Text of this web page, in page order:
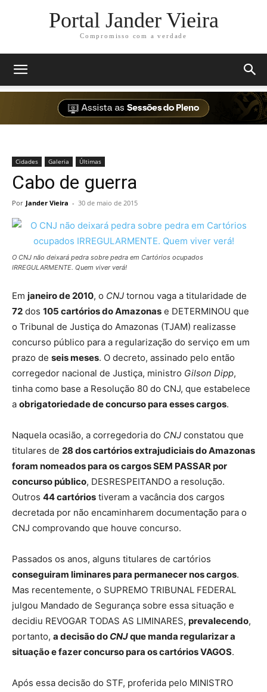
Portal Jander Vieira
Compromisso com a verdade
Cidades Galeria Últimas
Cabo de guerra
Por Jander Vieira - 30 de maio de 2015
O CNJ não deixará pedra sobre pedra em Cartórios ocupados
IRREGULARMENTE. Quem viver verá!
Em janeiro de 2010, o CNJ tornou vaga a titularidade de
72 dos 105 cartórios do Amazonas e DETERMINOU que
o Tribunal de Justiça do Amazonas (TJAM) realizasse
concurso público para a regularização do serviço em um
prazo de seis meses. O decreto, assinado pelo então
corregedor nacional de Justiça, ministro Gilson Dipp,
tinha como base a Resolução 80 do CNJ, que estabelece
a obrigatoriedade de concurso para esses cargos.
Naquela ocasião, a corregedoria do CNJ constatou que
titulares de 28 dos cartórios extrajudiciais do Amazonas
foram nomeados para os cargos SEM PASSAR por
concurso público, DESRESPEITANDO a resolução.
Outros 44 cartórios tiveram a vacância dos cargos
decretada por não encaminharem documentação para o
CNJ comprovando que houve concurso.
Passados os anos, alguns titulares de cartórios
conseguiram liminares para permanecer nos cargos.
Mas recentemente, o SUPREMO TRIBUNAL FEDERAL
julgou Mandado de Segurança sobre essa situação e
decidiu REVOGAR TODAS AS LIMINARES, prevalecendo,
portanto, a decisão do CNJque manda regularizar a
situação e fazer concurso para os cartórios VAGOS.
Após essa decisão do STF, proferida pelo MINISTRO